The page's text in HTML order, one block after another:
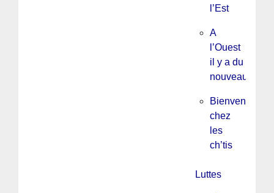
l’Est
A
l’Ouest
il y a du
nouveau
Bienvenue
chez
les
ch’tis
Luttes